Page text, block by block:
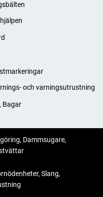
och varningsutrustning
Bagar
Dammsugare,
Slang,